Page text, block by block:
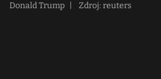
Donald Trump Zdroj: reuters